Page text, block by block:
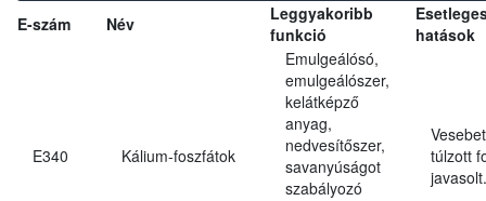
E-szám Név
Leggyakoribb
funkció
hatások
E340 Kálium-foszfátok
Emulgeálósó,
emulgeálószer,
kelátképző
anyag,
nedvesítőszer,
savanyúságot
szabályozó
túlzott
javasolt.